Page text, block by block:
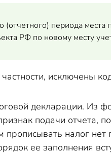
периода места
РФ по новому месту
исключены
декларации. Из
подачи отчета,
прописывать налог
ее заполнения